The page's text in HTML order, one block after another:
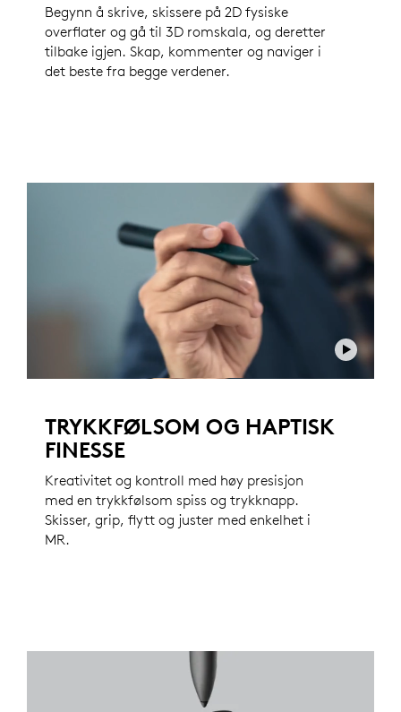
Begynn å skrive, skissere på 2D fysiske
overflater og gå til 3D romskala, og deretter
tilbake igjen. Skap, kommenter og naviger i
det beste fra begge verdener.
TRYKKFØLSOM OG HAPTISK
FINESSE
Kreativitet og kontroll med høy presisjon
med en trykkfølsom spiss og trykknapp.
Skisser, grip, flytt og juster med enkelhet i
MR.